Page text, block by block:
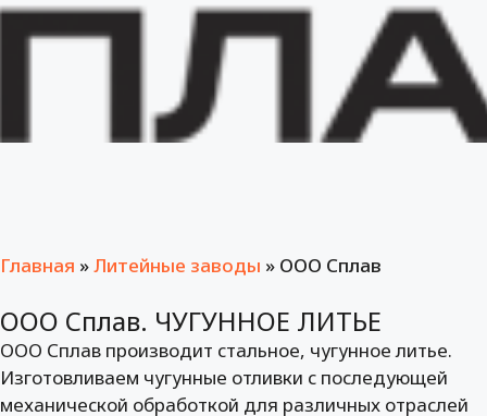
Главная »Литейные заводы » ООО Сплав
ООО Сплав. ЧУГУННОЕ ЛИТЬЕ
ООО Сплав производит стальное, чугунное литье.
Изготовливаем чугунные отливки с последующей
механической обработкой для различных отраслей